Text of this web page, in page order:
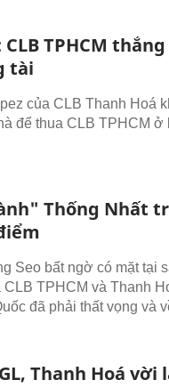
CLB TPHCM
tài
của CLB Thanh Hoá
để thua CLB TPHCM
Thống Nhất
Seo bất ngờ có mặt tại
TPHCM và Thanh
đã phải thất vọng và
Thanh Hoá vời